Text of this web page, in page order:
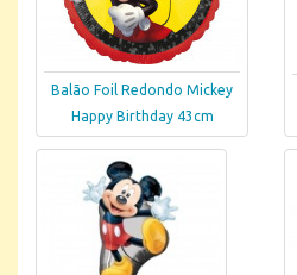
Balão Foil Redondo Mickey
Happy Birthday 43cm